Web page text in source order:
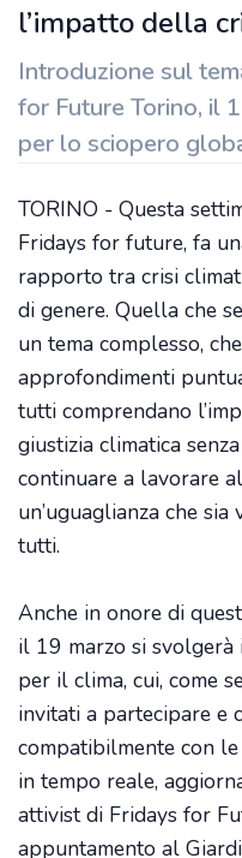
l’impatto della
Introduzione sul
for Future Torino, il
per lo sciopero
TORINO - Questa
Fridays for future, fa
rapporto tra crisi
di genere. Quella che
un tema complesso,
approfondimenti
tutti comprendano
giustizia climatica
continuare a lavorare
un’uguaglianza che
tutti.
Anche in onore di
il 19 marzo si
per il clima, cui, come
invitati a partecipare e
compatibilmente con
in tempo reale,
attivist di Fridays for
appuntamento al